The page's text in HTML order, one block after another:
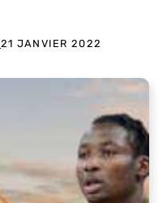
21 JANVIER 2022